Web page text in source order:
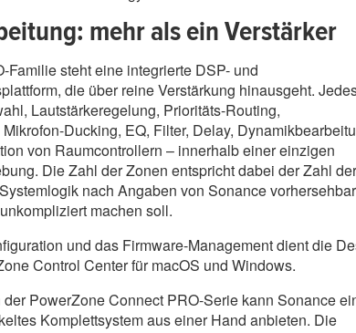
mehr als ein Verstärker
Familie steht eine integrierte DSP- und
die über reine Verstärkung hinausgeht.
Lautstärkeregelung, Prioritäts-Routing,
Ducking, EQ, Filter, Delay,
von Raumcontrollern – innerhalb einer einzigen
Die Zahl der Zonen entspricht dabei der Zahl der
nach Angaben von Sonance
machen soll.
und das Firmware-Management dient die
Control Center für macOS und Windows.
der PowerZone Connect PRO-Serie kann Sonance
Komplettsystem aus einer Hand anbieten. Die